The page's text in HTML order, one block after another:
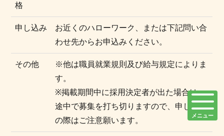
格
申し込み
お近くのハローワーク、または下記問い合
わせ先からお申込みください。
その他
※他は職員就業規則及び給与規定によりま
す。
※掲載期間中に採用決定者が出た場合は、
途中で募集を打ち切りますので、申し込み
の際はご注意願います。
メニュー